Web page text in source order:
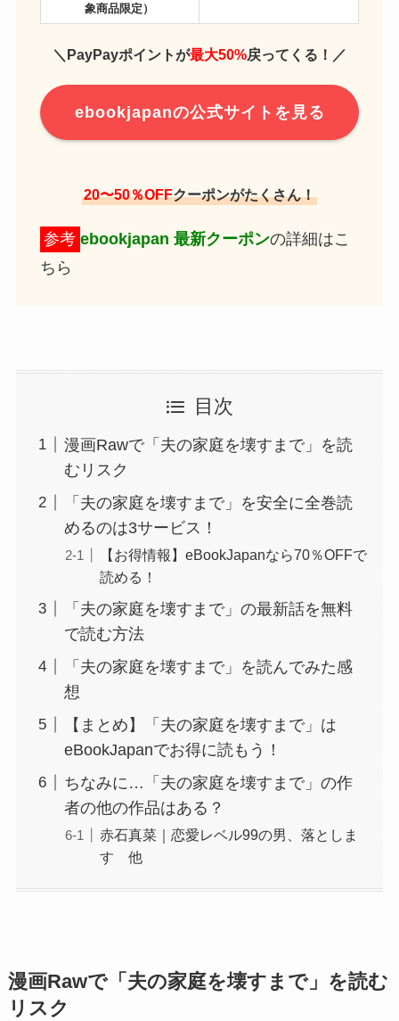
象商品限定）
＼PayPayポイントが最大50%戻ってくる！／
ebookjapanの公式サイトを見る
20〜50％OFFクーポンがたくさん！
参考 ebookjapan 最新クーポンの詳細はこ
ちら
目次
漫画Rawで「夫の家庭を壊すまで」を読
むリスク
「夫の家庭を壊すまで」を安全に全巻読
めるのは3サービス！
【お得情報】eBookJapanなら70％OFFで
読める！
「夫の家庭を壊すまで」の最新話を無料
で読む方法
「夫の家庭を壊すまで」を読んでみた感
想
【まとめ】「夫の家庭を壊すまで」は
eBookJapanでお得に読もう！
ちなみに…「夫の家庭を壊すまで」の作
者の他の作品はある？
赤石真菜｜恋愛レベル99の男、落としま
す 他
漫画Rawで「夫の家庭を壊すまで」を読む
リスク